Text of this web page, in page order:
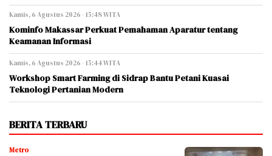
Kamis, 6 Agustus 2026 - 15:48 WITA
Kominfo Makassar Perkuat Pemahaman Aparatur tentang
Keamanan Informasi
Kamis, 6 Agustus 2026 - 15:44 WITA
Workshop Smart Farming di Sidrap Bantu Petani Kuasai
Teknologi Pertanian Modern
BERITA TERBARU
Metro